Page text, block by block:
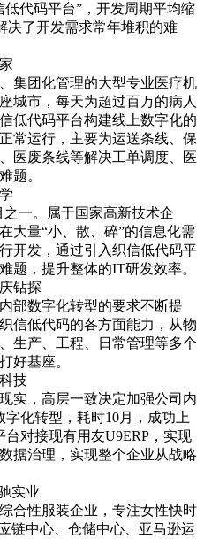
代码平台”，开发周期平均缩
决了开发需求常年堆积的难
集团化管理的大型专业医疗机
城市，每天为超过百万的病人
低代码平台构建线上数字化的
常运行，主要为运送条线、保
医废条线等解决工单调度、医
题。
之一。属于国家高新技术企
大量“小、散、碎”的信息化需
开发，通过引入织信低代码平
题，提升整体的IT研发效率。
钻探
部数字化转型的要求不断提
信低代码的各方面能力，从物
生产、工程、日常管理等多个
好基座。
技
实，高层一致决定加强公司内
化转型，耗时10月，成功上
对接现有用友U9ERP，实现
据治理，实现整个企业从战略
实业
合性服装企业，专注女性快时
链中心、仓储中心、亚马逊运